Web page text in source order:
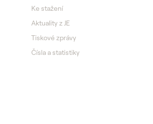
Ke stažení
Aktuality z JE
Tiskové zprávy
Čísla a statistiky